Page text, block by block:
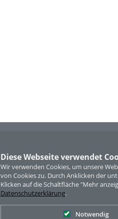
Diese Webseite verwendet
Wir verwenden Cookies, um unsere
von Cookies zu. Durch Anklicken der
Klicken auf die Schaltfläche "Mehr
Datenschutzerklärung.
Notwendig